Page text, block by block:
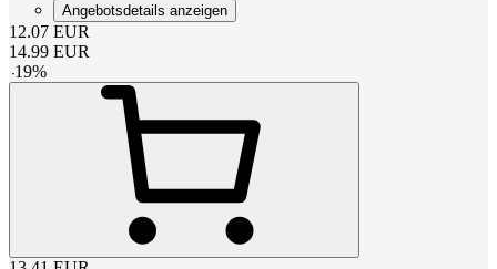
Angebotsdetails anzeigen
12.07 EUR
14.99 EUR
-19%